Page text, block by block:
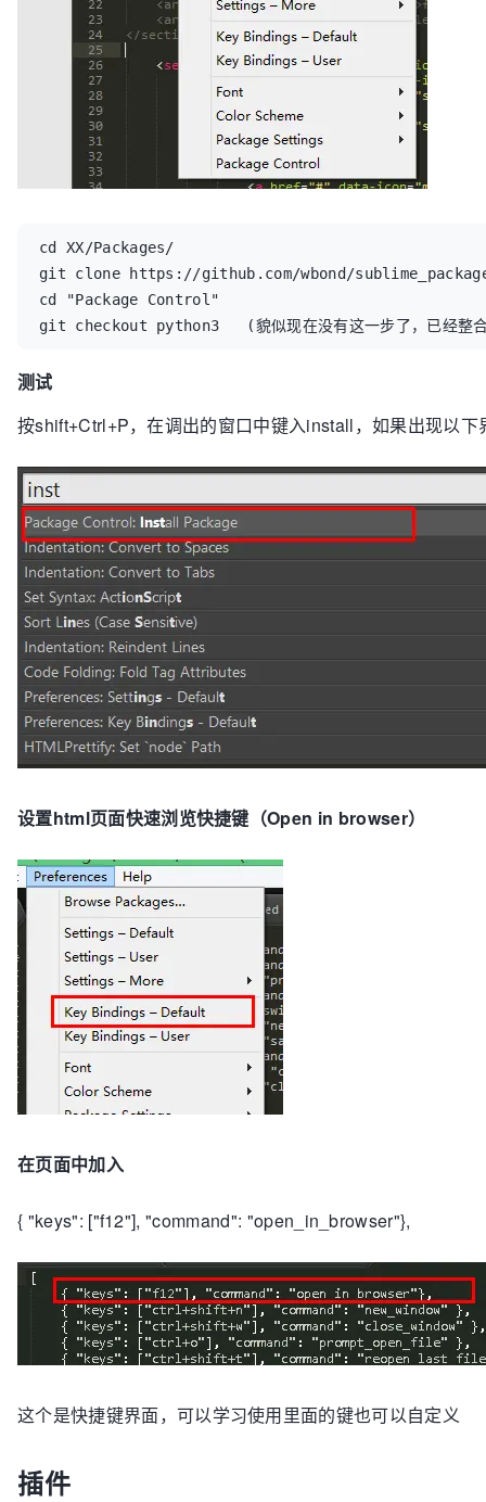
cd XX/Packages/
git clone https://github.com/wbond/
cd "Package Control"
git checkout python3   (貌似现在没有这一步了，已经整
测试
按shift+Ctrl+P，在调出的窗口中键入install，如果出现以下
设置html页面快速浏览快捷键（Open in browser）
在页面中加入
{ "keys": ["f12"], "command": "open_in_browser"},
这个是快捷键界面，可以学习使用里面的键也可以自定义
插件